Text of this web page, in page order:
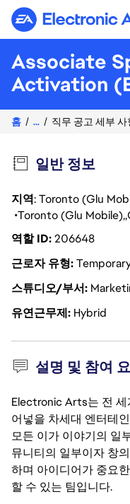
Associate
Activation
홈 ... 직무 공고 세부 사
일반 정보
지역: Toronto (Glu
Toronto (Glu Mobile)
역할 ID206648
근로자 유형
스튜디오/부서
유연근무제 Hybrid
설명 및 참여
Electronic Arts는 전
어넣을 차세대 엔터테
모든 이가 이야기의 일
뮤니티의 일부이자 창
하며 아이디어가 중요
할 수 있는 팀입니다.